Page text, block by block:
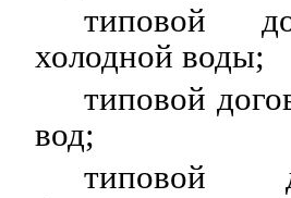
типовой
холодной воды;
типовой
вод;
типовой